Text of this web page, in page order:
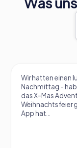
Wir hatten einen
Nachmittag -
das X-Mas
Weihnachtsfeier
App hat...